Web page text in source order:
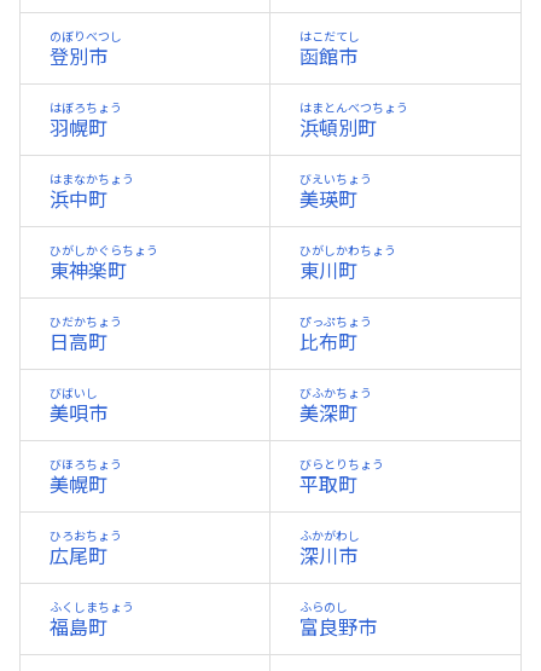
登別市
のぼりべつし
函館市
はこだてし
羽幌町
はぼろちょう
浜頓別町
はまとんべつちょう
浜中町
はまなかちょう
美瑛町
びえいちょう
東神楽町
ひがしかぐらちょう
東川町
ひがしかわちょう
日高町
ひだかちょう
比布町
ぴっぷちょう
美唄市
びばいし
美深町
びふかちょう
美幌町
びほろちょう
平取町
びらとりちょう
広尾町
ひろおちょう
深川市
ふかがわし
福島町
ふくしまちょう
富良野市
ふらのし